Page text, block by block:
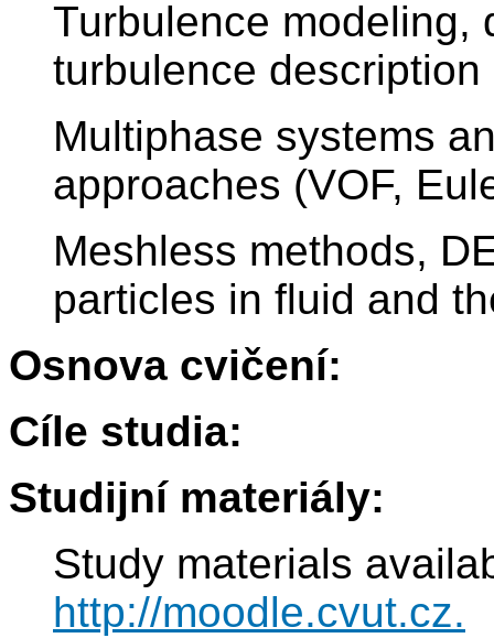
Turbulence modeling,
turbulence
Multiphase systems
approaches (VOF,
Meshless methods,
particles in fluid and
Osnova cvičení:
Cíle studia:
Studijní materiály:
Study materials
http://moodle.cvut.cz.